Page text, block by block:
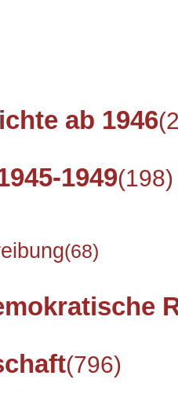
ab 1946
1949(198)
(68)
(796)